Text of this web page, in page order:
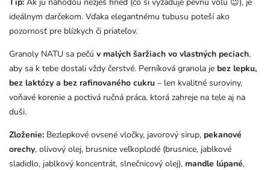
ideálnym darčekom. Vďaka elegantnému tubusu poteší ako
pozornosť pre blízkych či priateľov.
Granoly NATU sa pečú v malých šaržiach vo vlastných peciach,
aby sa k tebe dostali vždy čerstvé. Perníková granola je bez lepku,
bez laktózy a bez rafinovaného cukru – len kvalitné suroviny,
voňavé korenie a poctivá ručná práca, ktorá zahreje na tele aj na
duši.
Zloženie: Bezlepkové ovsené vločky, javorový sirup, pekanové
orechy, olivový olej, brusnice veľkoplodé (brusnice, jablkové
sladidlo, jablkový koncentrát, slnečnicový olej), mandle lúpané,